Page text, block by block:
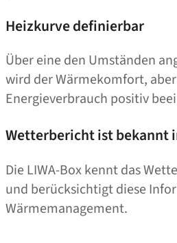
Heizkurve definierbar
Über eine den Umständen
wird der Wärmekomfort,
Energieverbrauch positiv
Wetterbericht ist bekannt
Die LIWA-Box kennt das
und berücksichtigt diese
Wärmemanagement.